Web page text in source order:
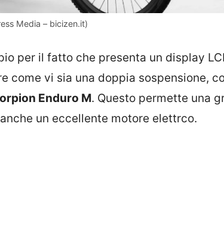
Media – bicizen.it)
per il fatto che presenta un display
come vi sia una doppia sospensione,
Enduro M. Questo permette una
un eccellente motore elettrco.